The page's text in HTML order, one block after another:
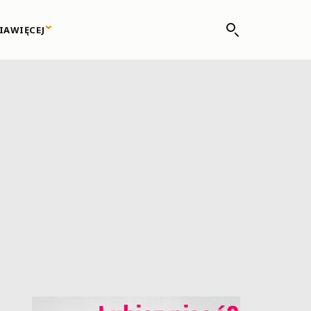
WIĘCEJ